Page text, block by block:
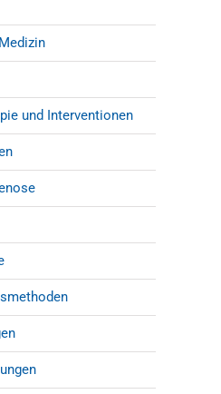
und Interventionen